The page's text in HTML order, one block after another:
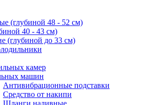
(глубиной 48 - 52 см)
40 - 43 см)
(глубиной до 33 см)
камер
машин
Антивибрационные подставки
Средство от накипи
Шланги наливные